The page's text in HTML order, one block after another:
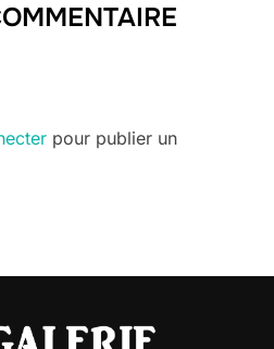
pour publier un